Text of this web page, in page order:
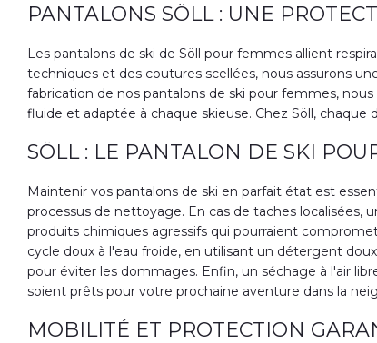
PANTALONS SÖLL : UNE
Les pantalons de ski de Söll pour femmes allient
techniques et des coutures scellées, nous assurons
fabrication de nos pantalons de ski pour femmes,
fluide et adaptée à chaque skieuse. Chez Söll, chaque
SÖLL : LE PANTALON DE SKI
Maintenir vos pantalons de ski en parfait état est
processus de nettoyage. En cas de taches
produits chimiques agressifs qui pourraient
cycle doux à l'eau froide, en utilisant un détergent
pour éviter les dommages. Enfin, un séchage à l'air
soient prêts pour votre prochaine aventure dans la
MOBILITÉ ET PROTECTION